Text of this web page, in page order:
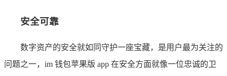
安全可靠
数字资产的安全就如同守护一座宝藏，是用户最为关注的
问题之一，im 钱包苹果版 app 在安全方面就像一位忠诚的卫